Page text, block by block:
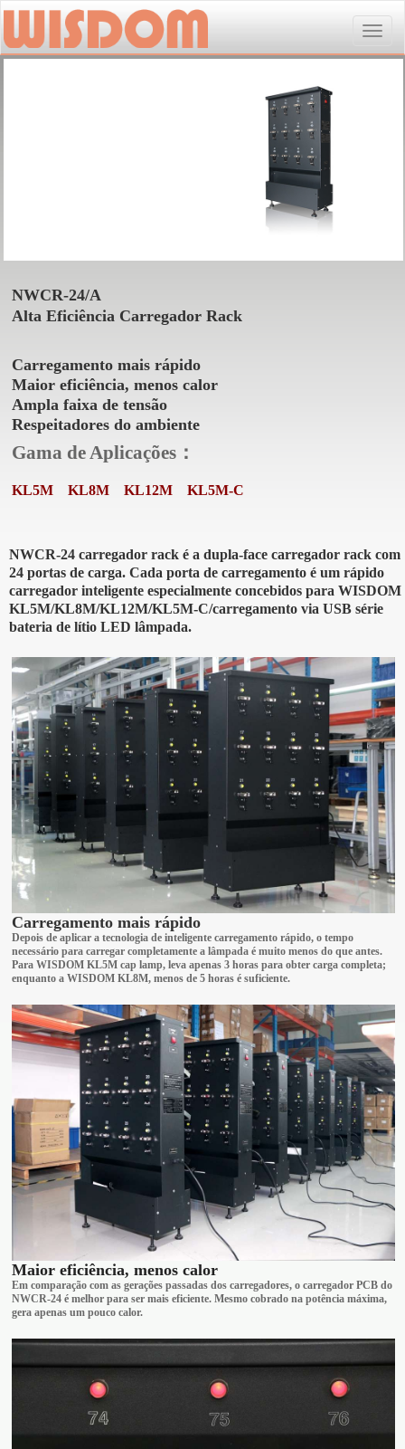
Toggle
NWCR-24/A
Alta Eficiência Carregador Rack
Carregamento mais rápido
Maior eficiência, menos calor
Ampla faixa de tensão
Respeitadores do ambiente
Gama de Aplicações：
KL5M KL8M KL12M KL5M-C
NWCR-24 carregador rack é a dupla-face carregador rack com
24 portas de carga. Cada porta de carregamento é um rápido
carregador inteligente especialmente concebidos para WISDOM
KL5M/KL8M/KL12M/KL5M-C/carregamento via USB série
bateria de lítio LED lâmpada.
Carregamento mais rápido
Depois de aplicar a tecnologia de inteligente carregamento rápido, o tempo
necessário para carregar completamente a lâmpada é muito menos do que antes.
Para WISDOM KL5M cap lamp, leva apenas 3 horas para obter carga completa;
enquanto a WISDOM KL8M, menos de 5 horas é suficiente.
Maior eficiência, menos calor
Em comparação com as gerações passadas dos carregadores, o carregador PCB do
NWCR-24 é melhor para ser mais eficiente. Mesmo cobrado na potência máxima,
gera apenas um pouco calor.